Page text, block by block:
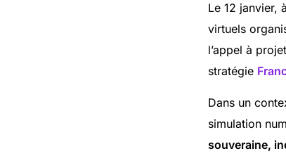
Le 12 janvier,
virtuels
l’appel à
stratégie
Dans un
simulation
souveraine,